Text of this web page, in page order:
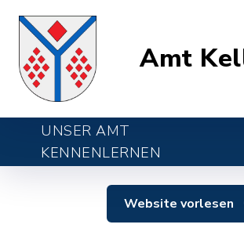
Amt
UNSER AMT
KENNENLERNEN
Website vorlesen